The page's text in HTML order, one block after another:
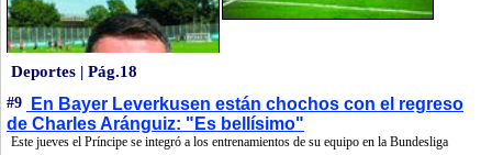
Deportes | Pág.18
#9
En Bayer Leverkusen están chochos con el regreso
de Charles Aránguiz: "Es bellísimo"
Este jueves el Príncipe se integró a los entrenamientos de su equipo en la Bundesliga